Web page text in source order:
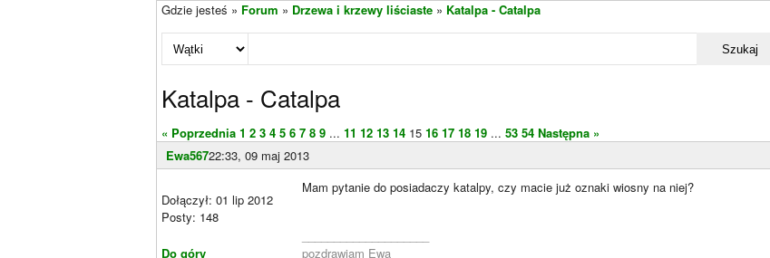
Gdzie jesteś » Forum » Drzewa i krzewy liściaste » Katalpa - Catalpa
Szukaj
Katalpa - Catalpa
« Poprzednia 1 2 3 4 5 6 7 8 9 ... 11 12 13 14 15 16 17 18 19 ... 53 54 Następna »
Ewa56722:33, 09 maj 2013
Dołączył: 01 lip 2012
Posty: 148
Do góry
Mam pytanie do posiadaczy katalpy, czy macie już oznaki wiosny na niej?
pozdrawiam Ewa